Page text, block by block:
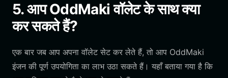
5. आप OddMaki वॉलेट के साथ क्या
कर सकते हैं?
एक बार जब आप अपना वॉलेट सेट कर लेते हैं, तो आप OddMaki
इंजन की पूर्ण उपयोगिता का लाभ उठा सकते हैं। यहाँ बताया गया है कि